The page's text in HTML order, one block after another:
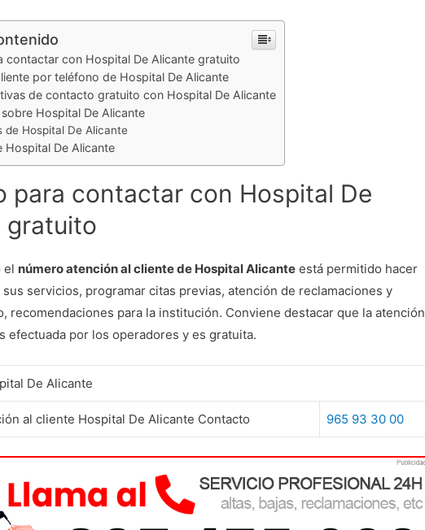
contactar con Hospital De Alicante gratuito
por teléfono de Hospital De Alicante
de contacto gratuito con Hospital De Alicante
Hospital De Alicante
de Hospital De Alicante
Hospital De Alicante
para contactar con Hospital De
gratuito
el número atención al cliente de Hospital Alicante está permitido hacer
servicios, programar citas previas, atención de reclamaciones y
recomendaciones para la institución. Conviene destacar que la atención
efectuada por los operadores y es gratuita.
De Alicante
al cliente Hospital De Alicante Contacto 965 93 30 00